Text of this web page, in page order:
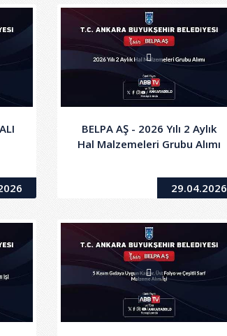
BELPA AŞ - 2026 Yılı 2 Aylık
Hal Malzemeleri Grubu Alımı
29.04.2026